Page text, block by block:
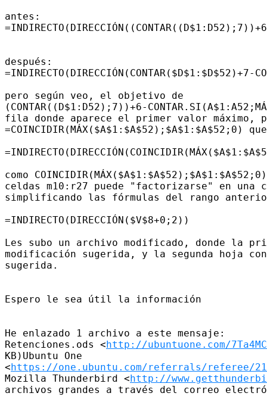
antes:
después:
pero según veo, el objetivo de
(CONTAR((D$1:D52);7))+6-
fila donde aparece el primer valor máximo,
=COINCIDIR(MÁX($A$1:$A$52);$A$1:$A$52;0)
como
celdas m10:r27 puede "factorizarse" en una
simplificando las fórmulas del rango
=INDIRECTO(DIRECCIÓN($V$8+0;2))
Les subo un archivo modificado, donde la
modificación sugerida, y la segunda hoja
sugerida.
Espero le sea útil la información
He enlazado 1 archivo a este mensaje:
Retenciones.ods <http://ubuntuone.com/
KB)Ubuntu One
<https://one.ubuntu.com/referrals/referee/
Mozilla Thunderbird <http://
archivos grandes a través del correo